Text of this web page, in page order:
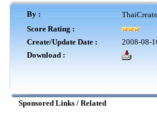
By :
Score Rating :
Create/Update Date :
2008-08-
Download :
Sponsored Links / Related